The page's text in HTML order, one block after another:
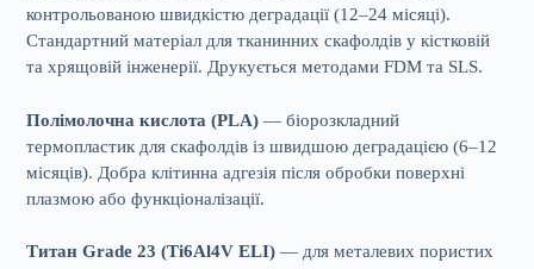
контрольованою швидкістю деградації (12–24 місяці).
Стандартний матеріал для тканинних скафолдів у кістковій
та хрящовій інженерії. Друкується методами FDM та SLS.
Полімолочна кислота (PLA) — біорозкладний
термопластик для скафолдів із швидшою деградацією (6–12
місяців). Добра клітинна адгезія після обробки поверхні
плазмою або функціоналізації.
Титан Grade 23 (Ti6Al4V ELI) — для металевих пористих